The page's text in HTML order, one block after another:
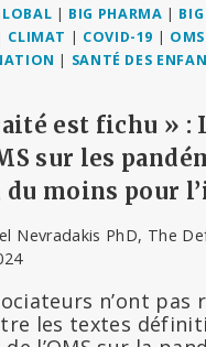
| BIG PHARMA |
CLIMAT | COVID-19 | OMS
| SANTÉ DES
est fichu » :
sur les
du moins pour
Nevradakis PhD, The
n’ont pas
les textes